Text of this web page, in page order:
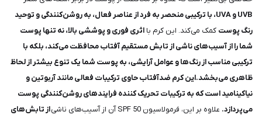
UVB و UVA، با ترکیبی منحصر به فرد از عناصر فعال، به روشن‌کنندگی و توحید
رنگ پوست کمک می‌کند. این کرم با اثری فوری و پوششی بالا، نه تنها پوست
شما را از آسیب‌های ناشی از تابش مستقیم آفتاب محافظت می‌کند، بلکه با
ترکیبی مناسب از رنگ‌ها و عوامل آرایشی، به پوست شما یک تنوع بیشتر از لحاظ
ظاهری می‌بخشد.این کرم ضدآفتاب حاوی ترکیبات فعالی مانند آربوتین و
نیاکینامید است که به ترکیبات تحریک کننده فرایندهای روشن‌کنندگی پوست
می‌پردازد. علاوه بر این، فرمولاسیون SPF 50 آن از آسیب‌های ناشی
از تابش‌های